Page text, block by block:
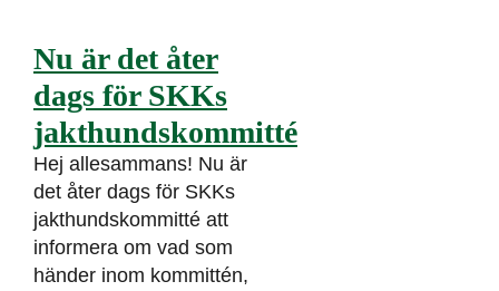
Nu är det åter
dags för SKKs
jakthundskommitté
Hej allesammans! Nu är
det åter dags för SKKs
jakthundskommitté att
informera om vad som
händer inom kommittén,